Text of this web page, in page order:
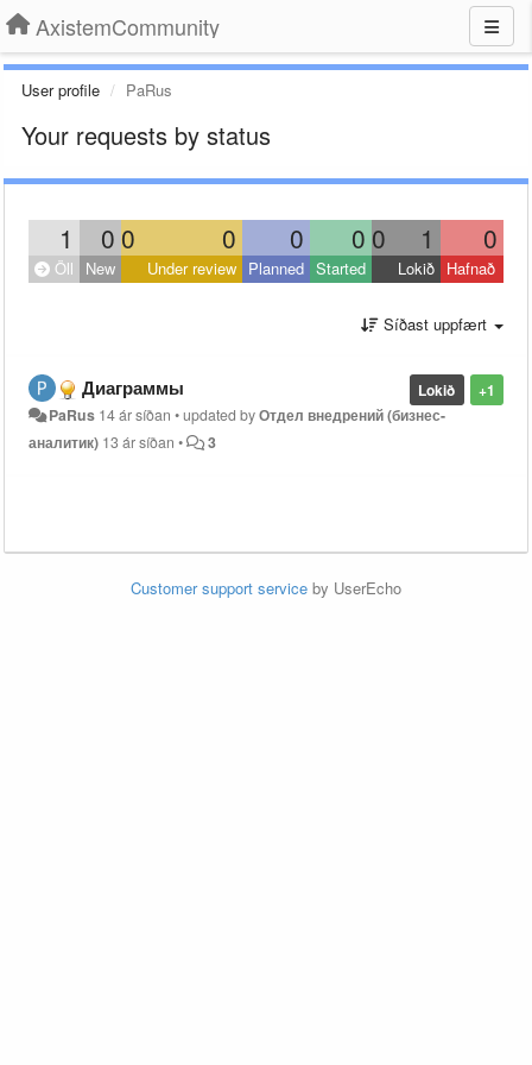
AxistemCommunity
User profile PaRus
Your requests by status
1 0 0 0 0 0 0 1 0
Öll New Under review Planned Started Lokið Hafnað
Síðast uppfært
+1
Lokið
Диаграммы
PaRus 14 ár síðan •updated byОтдел внедрений (бизнес-
аналитик) 13 ár síðan • 3
Customer support service by UserEcho